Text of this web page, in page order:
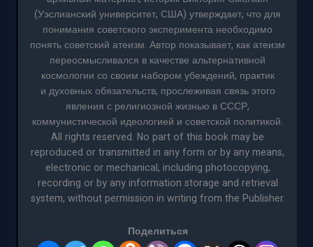
(Уэслианский университет, США) утверждает, что для
понимания советского эксперимента необходимо
понять советский атеизм. Автор показывает, как атеизм
переосмысливался в качестве альтернативной
космологии со своим набором убеждений, практик
и духовных обязательств, прослеживая связь этого
явления с религиозной жизнью в СССР,
коммунистической идеологией и советской политикой.
All rights reserved. No part of this book may be
reproduced or transmitted in any form or by any means,
electronic or mechanical, including photocopying,
recording or by any information storage and retrieval
system, without permission in writing from the Publisher.
Поделиться